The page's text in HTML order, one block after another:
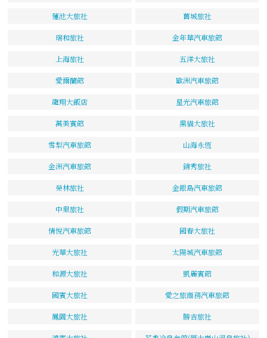
蓮池大旅社 舊城旅社
瑞和旅社 金年華汽車旅館
上海旅社 五洋大旅社
愛爾蘭館 歐洲汽車旅館
龍翔大飯店 星光汽車旅館
萬美賓館 黑貓大旅社
雪梨汽車旅館 山海永恆
金洲汽車旅館 錦秀旅社
榮林旅社 金銀島汽車旅館
中里旅社 假期汽車旅館
情悅汽車旅館 國春大旅社
光華大旅社 太陽城汽車旅館
和源大旅社 凱麗賓館
國賓大旅社 愛之旅商務汽車旅館
鳳園大旅社 勝吉旅社